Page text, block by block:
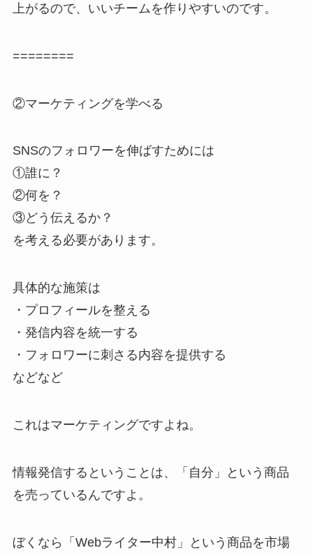
上がるので、いいチームを作りやすいのです。
========
②マーケティングを学べる
SNSのフォロワーを伸ばすためには
①誰に？
②何を？
③どう伝えるか？
を考える必要があります。
具体的な施策は
・プロフィールを整える
・発信内容を統一する
・フォロワーに刺さる内容を提供する
などなど
これはマーケティングですよね。
情報発信するということは、「自分」という商品
を売っているんですよ。
ぼくなら「Webライター中村」という商品を市場